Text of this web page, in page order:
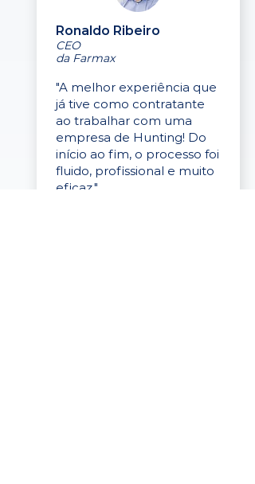
Ronaldo Ribeiro
CEO
da Farmax
"A melhor experiência que
já tive como contratante
ao trabalhar com uma
empresa de Hunting! Do
início ao fim, o processo foi
fluido, profissional e muito
eficaz."